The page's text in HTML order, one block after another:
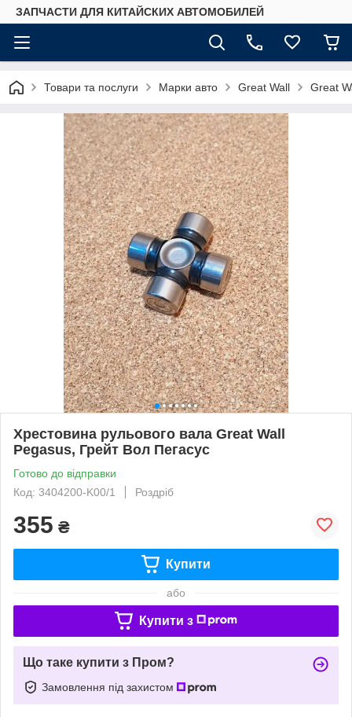
ЗАПЧАСТИ ДЛЯ КИТАЙСКИХ АВТОМОБИЛЕЙ
Товари та послуги Марки авто Great Wall Great
Хрестовина рульового вала Great Wall
Pegasus, Грейт Вол Пегасус
Готово до відправки
Код: 3404200-K00/1
Роздріб
355 ₴
Купити
або
Купити з
Що таке купити з Пром?
Замовлення під захистом